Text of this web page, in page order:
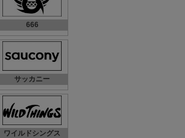
666
サッカニー
ワイルドシングス